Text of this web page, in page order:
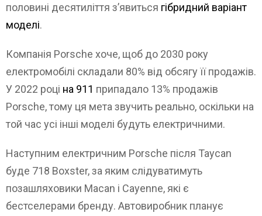
половині десятиліття з’явиться гібридний варіант
моделі.
Компанія Porsche хоче, щоб до 2030 року
електромобілі складали 80% від обсягу її продажів.
У 2022 році на 911 припадало 13% продажів
Porsche, тому ця мета звучить реально, оскільки на
той час усі інші моделі будуть електричними.
Наступним електричним Porsche після Taycan
буде 718 Boxster, за яким слідуватимуть
позашляховики Macan і Cayenne, які є
бестселерами бренду. Автовиробник планує